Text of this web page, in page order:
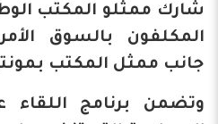
شارك ممثلو المكتب
المكلفون بالسوق
جانب ممثل المكتب
وتضمن برنامج اللقاء